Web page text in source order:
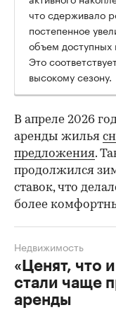
что сдерживало
постепенное
объем доступных
Это
высокому сезону.
В апреле 2026
аренды жилья
предложения.
продолжился
ставок, что
более
«Ценят, что
стали чаще
аренды
Недвижимость